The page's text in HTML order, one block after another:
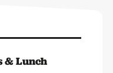
& Lunch